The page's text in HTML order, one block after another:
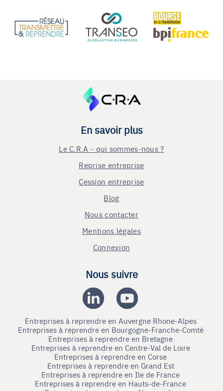
En savoir plus
Le C.R.A - qui sommes-nous ?
Reprise entreprise
Cession entreprise
Blog
Nous contacter
Mentions légales
Connexion
Nous suivre
Entreprises à reprendre en Auvergne Rhone-Alpes
Entreprises à reprendre en Bourgogne-Franche-Comté
Entreprises à reprendre en Bretagne
Entreprises à reprendre en Centre-Val de Loire
Entreprises à reprendre en Corse
Entreprises à reprendre en Grand Est
Entreprises à reprendre en Ile de France
Entreprises à reprendre en Hauts-de-France